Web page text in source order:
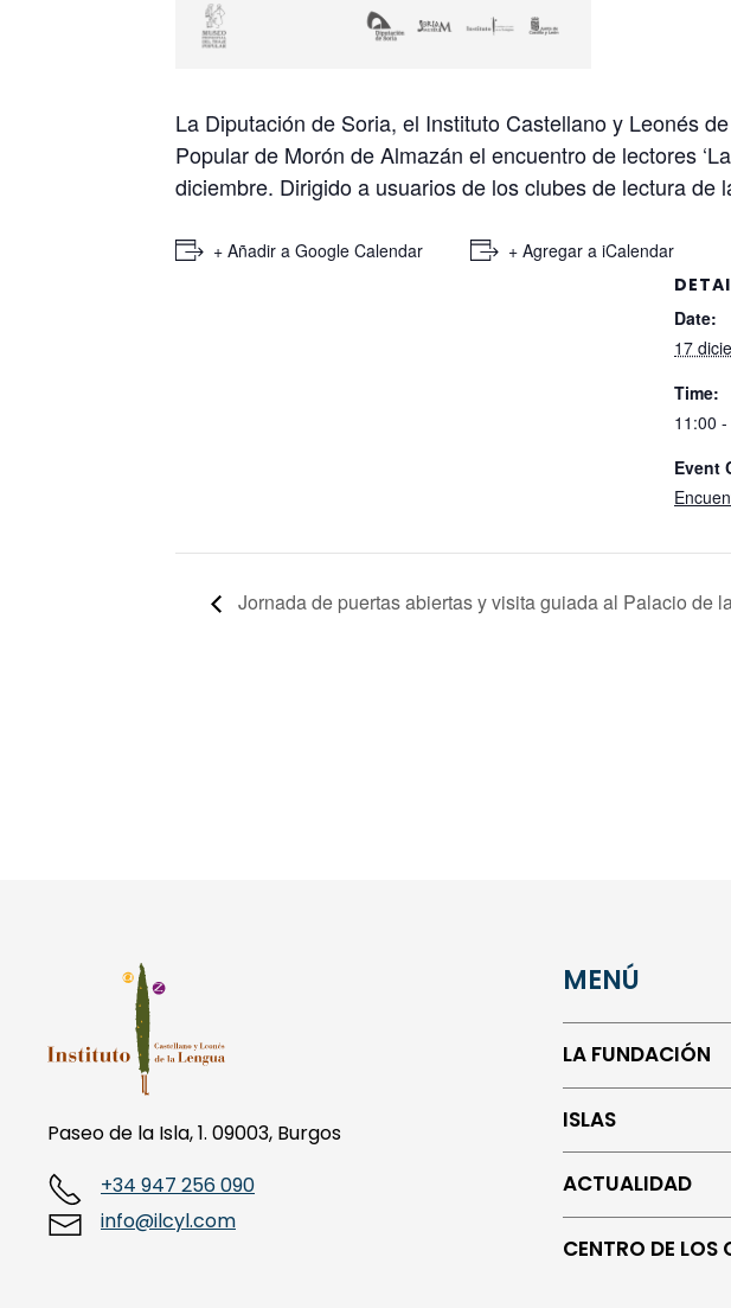
La Diputación de Soria, el Instituto Castellano y Leonés
Popular de Morón de Almazán el encuentro de lectores
diciembre. Dirigido a usuarios de los clubes de lectura de
+ Añadir a Google Calendar
+ Agregar a iCalendar
Date:
17
Time:
11:00
Event
Jornada de puertas abiertas y visita guiada al Palacio de
Paseo de la Isla, 1. 09003, Burgos
+34 947 256 090
info@ilcyl.com
MENÚ
LA FUNDACIÓN
ISLAS
ACTUALIDAD
CENTRO DE LOS